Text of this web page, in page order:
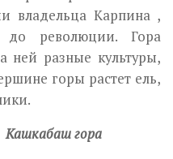
владельца Карпина ,
до революции. Гора
ней разные культуры,
горы растет ель,
Кашкабаш гора